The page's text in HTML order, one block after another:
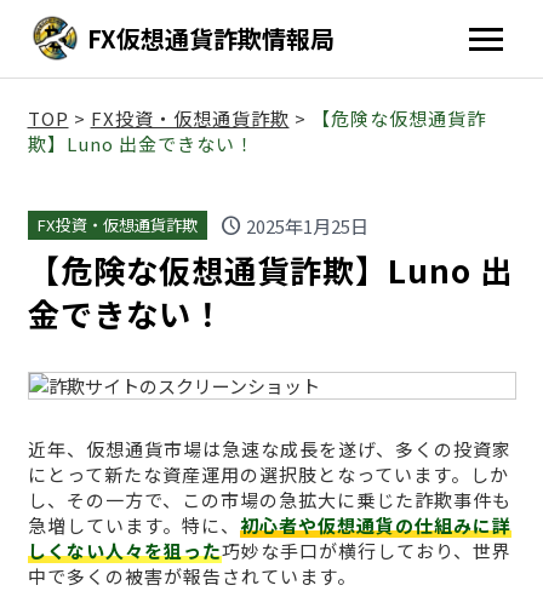
FX仮想通貨詐欺情報局
TOP > FX投資・仮想通貨詐欺 >
【危険な仮想通貨詐
欺】Luno 出金できない！
FX投資・仮想通貨詐欺 schedule 2025年1月25日
【危険な仮想通貨詐欺】Luno 出
金できない！
近年、仮想通貨市場は急速な成長を遂げ、多くの投資家
にとって新たな資産運用の選択肢となっています。しか
し、その一方で、この市場の急拡大に乗じた詐欺事件も
急増しています。特に、 初心者や仮想通貨の仕組みに詳
しくない人々を狙った巧妙な手口が横行しており、世界
中で多くの被害が報告されています。